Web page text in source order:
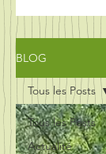
BLOG
Tous les Posts
Actualité
Tous les Posts